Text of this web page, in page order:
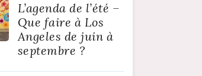
L’agenda de l’été –
Que faire à Los
Angeles de juin à
septembre ?